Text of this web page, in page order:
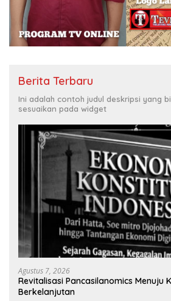
Berita Terbaru
Ini adalah contoh judul deskripsi yang
sesuaikan pada widget
Agustus 7, 2026
Revitalisasi Pancasilanomics Menuju
Berkelanjutan